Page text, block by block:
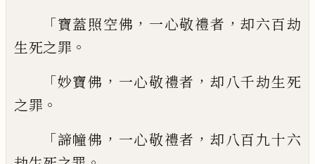
「寶蓋照空佛 ， 一心敬禮者 ，却六百劫
生死之罪 。
「妙寶佛 ， 一心敬禮者 ， 却八千劫生死
之罪 。
「諦幢佛 ， 一心敬禮者 ， 却八百九十六